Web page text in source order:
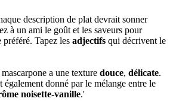
description de plat devrait sonner
à un ami le goût et les saveurs pour
préféré. Tapez les adjectifs qui décrivent le
a une texture douce, délicate.
également donné par le mélange entre le
noisette-vanille.'